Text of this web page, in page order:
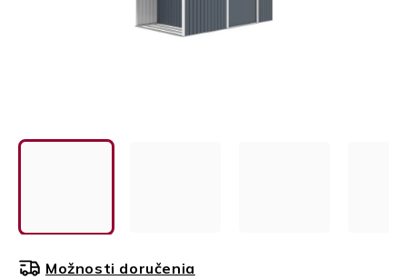
Možnosti doručenia